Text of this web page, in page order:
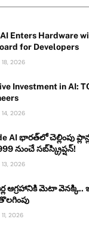
Enters Hardware
for Developers
18, 2026
Investment in AI:
14, 2026
AI భారత్‌లో చెల్లింపు
నుంచే సబ్‌స్క్రిప్షన్!
13, 2026
ఆగ్రహానికి మెటా వెనక్కి..
11, 2026